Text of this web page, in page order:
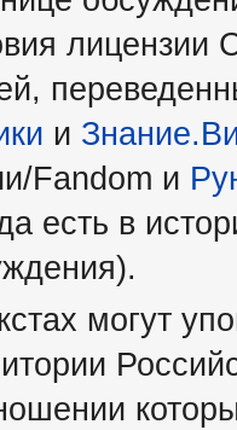
лицензии
и
Fandom и
есть в
могут